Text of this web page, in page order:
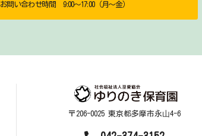
お問い合わせ時間 9:00～17:00（月～金）
〒206-0025 東京都多摩市永⼭4-6